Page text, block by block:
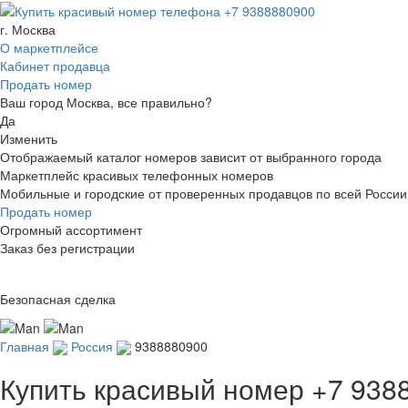
г. Москва
О маркетплейсе
Кабинет продавца
Продать номер
Ваш город Москва, все правильно?
Да
Изменить
Отображаемый каталог номеров зависит от выбранного города
Маркетплейс красивых телефонных номеров
Мобильные и городские от проверенных продавцов по всей России
Продать номер
Огромный ассортимент
Заказ без регистрации
Безопасная сделка
Главная Россия 9388880900
Купить красивый номер +7